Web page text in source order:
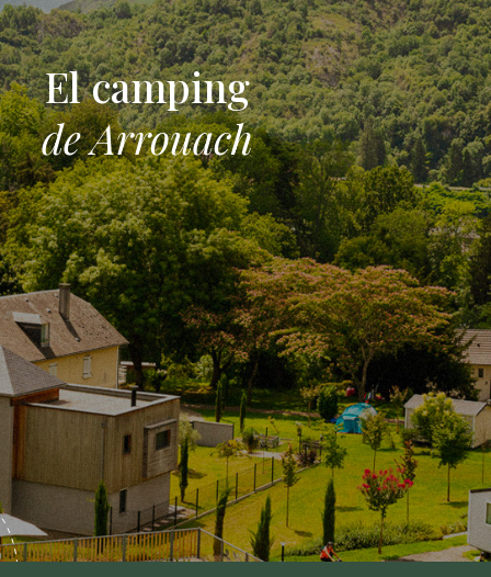
El camping
de Arrouach